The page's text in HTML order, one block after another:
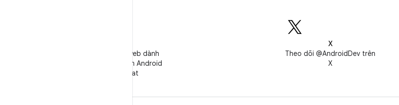
Theo dõi trang web dành
cho Nhà phát triển Android
trên WeChat
X
Theo dõi @AndroidDev trên
X